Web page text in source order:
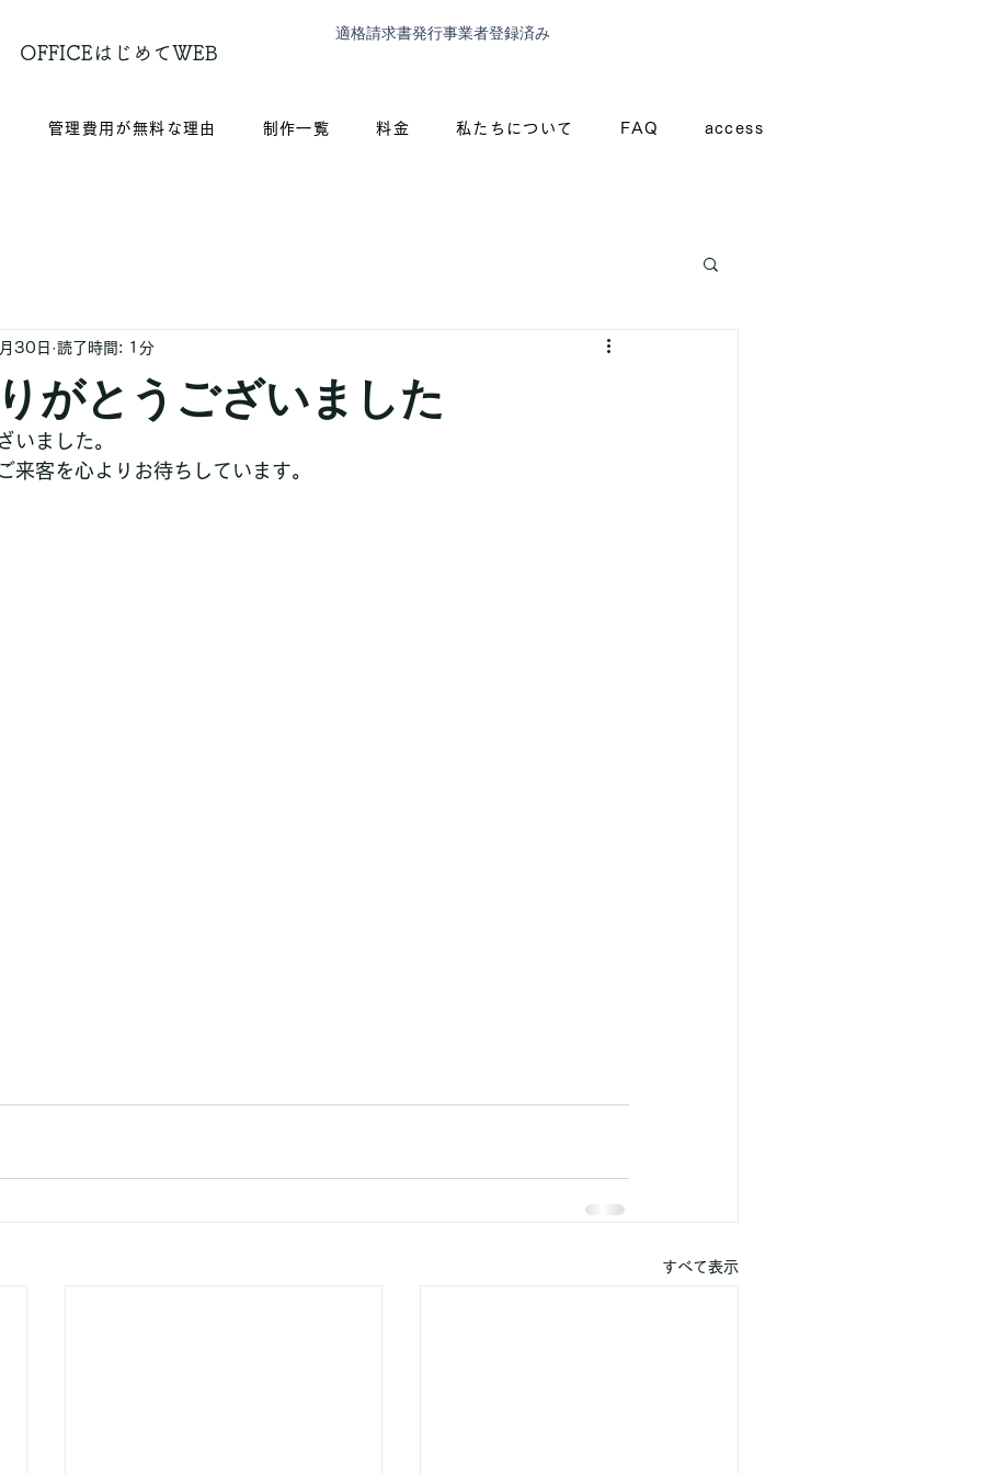
OFFICEはじめてWEB
適格請求書発行事業者登録済み
管理費用が無料な理由 制作一覧 料金 私たちについて FAQ access
がとうございました
30日 読了時間: 1分
いました。
来客を心よりお待ちしています。
すべて表示